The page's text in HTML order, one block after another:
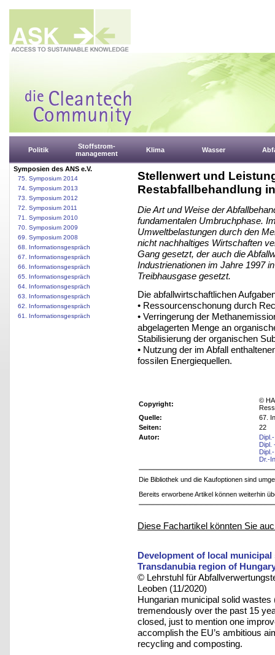
Politik
Stoffstrom-
management
Klima Wasser
Symposien des ANS e.V.
75. Symposium 2014
74. Symposium 2013
73. Symposium 2012
72. Symposium 2011
71. Symposium 2010
70. Symposium 2009
69. Symposium 2008
68. Informationsgespräch
67. Informationsgespräch
66. Informationsgespräch
65. Informationsgespräch
64. Informationsgespräch
63. Informationsgespräch
62. Informationsgespräch
61. Informationsgespräch
Stellenwert und
Restabfallbehandlung
Die Art und Weise der
fundamentalen Umbruchphase.
Umweltbelastungen durch den
nicht nachhaltiges Wirtschaften
Gang gesetzt, der auch die
Industrienationen im Jahre 1997
Treibhausgase gesetzt.
Die abfallwirtschaftlichen
• Ressourcenschonung durch
• Verringerung der
abgelagerten Menge an
Stabilisierung der organischen
• Nutzung der im Abfall
fossilen Energiequellen.
Copyright:
©
Quelle:
67.
Seiten:
22
Autor:
Dipl.
Dr.-
Die Bibliothek und die Kaufoptionen sind
Bereits erworbene Artikel können weiterhin
Diese Fachartikel könnten Sie
Development of local
Transdanubia region of
© Lehrstuhl für
Leoben (11/2020)
Hungarian municipal solid
tremendously over the past 15
closed, just to mention one
accomplish the EU’s ambitious
recycling and composting.